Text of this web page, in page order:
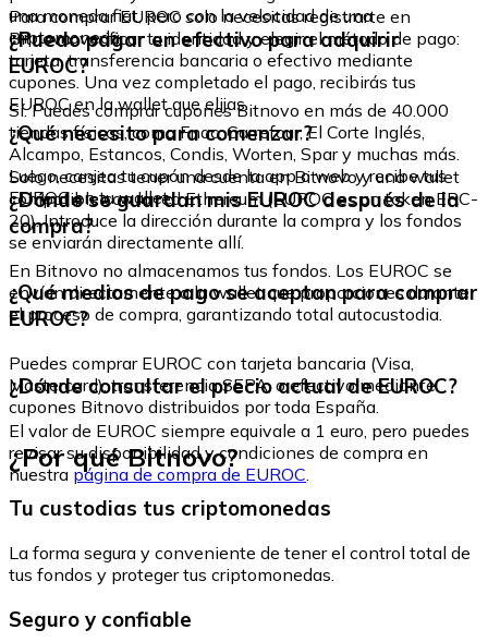
una moneda fiat, pero con la velocidad de una
criptomoneda.
Para comprar EUROC solo necesitas registrarte en
Bitnovo, verificar tu identidad y elegir el método de pago:
tarjeta, transferencia bancaria o efectivo mediante
cupones. Una vez completado el pago, recibirás tus
EUROC en la wallet que elijas.
¿Puedo pagar en efectivo para adquirir
EUROC?
Sí. Puedes comprar cupones Bitnovo en más de 40.000
tiendas físicas, como Fnac, Carrefour, El Corte Inglés,
Alcampo, Estancos, Condis, Worten, Spar y muchas más.
Luego, canjea tu cupón desde la app o web y recibe tus
EUROC en tu wallet.
¿Qué necesito para comenzar?
Solo necesitas tener una cuenta en Bitnovo y una wallet
compatible con la red Ethereum (EUROC es un token ERC-
20). Introduce la dirección durante la compra y los fondos
se enviarán directamente allí.
¿Dónde se guardan mis EUROC después de la
compra?
En Bitnovo no almacenamos tus fondos. Los EUROC se
envían directamente a la wallet que proporciones durante
el proceso de compra, garantizando total autocustodia.
¿Qué medios de pago se aceptan para comprar
EUROC?
Puedes comprar EUROC con tarjeta bancaria (Visa,
Mastercard), transferencia SEPA, o efectivo mediante
cupones Bitnovo distribuidos por toda España.
¿Dónde consultar el precio actual de EUROC?
El valor de EUROC siempre equivale a 1 euro, pero puedes
revisar su disponibilidad y condiciones de compra en
nuestra página de compra de EUROC
¿Por qué Bitnovo?
Tu custodias tus criptomonedas
La forma segura y conveniente de tener el control total de
tus fondos y proteger tus criptomonedas.
Seguro y confiable